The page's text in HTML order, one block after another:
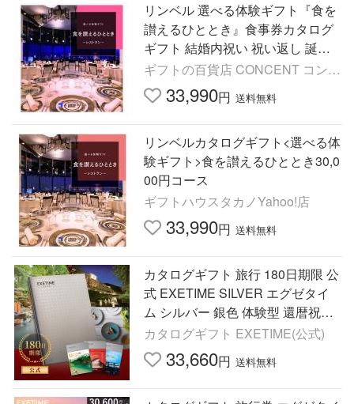
リンベル 選べる体験ギフト『食を
讃えるひととき』食事券カタログ
ギフト 結婚内祝い 祝い返し 誕生
日プレゼント 誕生日祝い 父の日
父の日 お中元 御中元
ギフトの百貨店 CONCENT コンセ
ン 33,990円 送料無料
リンベルカタログギフト<選べる体
験ギフト>食を讃えるひととき30,0
00円コース
ギフトハウスタカノYahoo!店
33,990円 送料無料
カタログギフト 旅行 180日期限 公
式 EXETIME SILVER エグゼタイ
ム シルバー 銀色 体験型 還暦祝い
退職祝い 旅行券 爆買
カタログギフト EXETIME(公式)
33,660円 送料無料